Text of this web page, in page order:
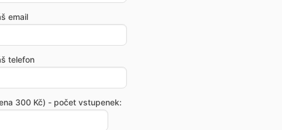
email
telefon
300 Kč) - počet vstupenek: